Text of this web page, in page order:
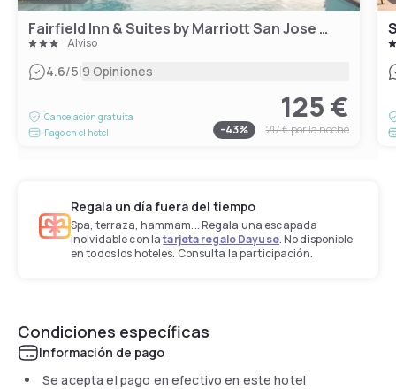
Fairfield Inn & Suites by Marriott San Jose North/Silicon Valley
Alviso
4.6/5|9 Opiniones
Cancelación gratuita
Pago en el hotel
125 €
-43% 217 €por la noche
Regala un día fuera del tiempo
Spa, terraza, hammam... Regala una escapada
inolvidable con latarjeta regalo Dayuse. No disponible
en todos los hoteles. Consulta la participación.
Condiciones específicas
Información de pago
Se acepta el pago en efectivo en este hotel